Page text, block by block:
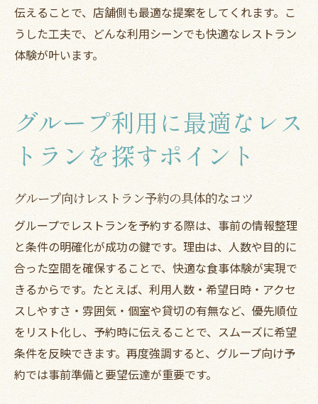
伝えることで、店舗側も最適な提案をしてくれます。こ
うした工夫で、どんな利用シーンでも快適なレストラン
体験が叶います。
グループ利用に最適なレス
トランを探すポイント
グループ向けレストラン予約の具体的なコツ
グループでレストランを予約する際は、事前の情報整理
と条件の明確化が成功の鍵です。理由は、人数や目的に
合った空間を確保することで、快適な食事体験が実現で
きるからです。たとえば、利用人数・希望日時・アクセ
スしやすさ・雰囲気・個室や貸切の有無など、優先順位
をリスト化し、予約時に伝えることで、スムーズに希望
条件を反映できます。再度強調すると、グループ向け予
約では事前準備と要望伝達が重要です。